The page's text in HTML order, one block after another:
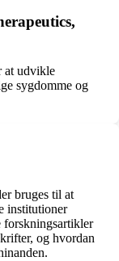
at udvikle
sygdomme og
bruges til at
institutioner
forskningsartikler
og hvordan